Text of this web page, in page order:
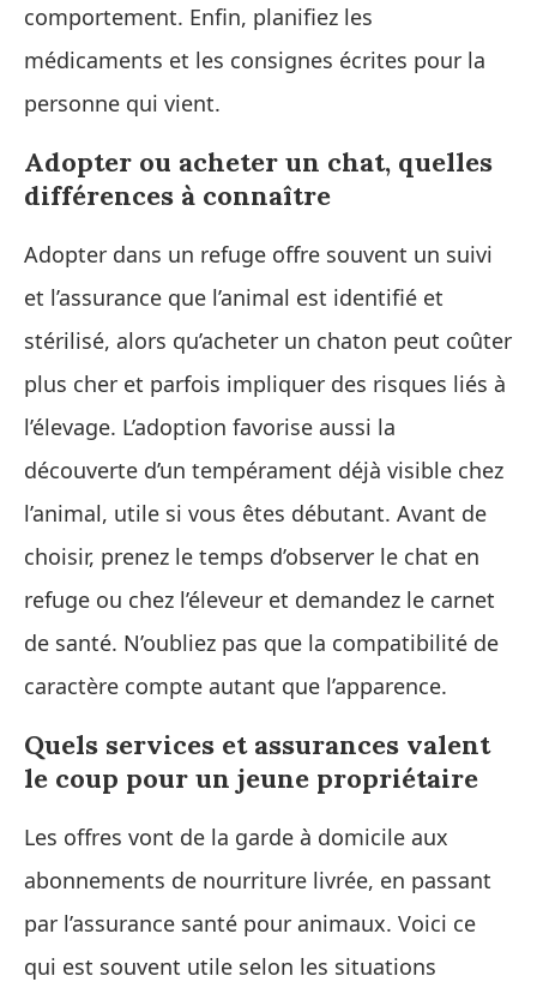
comportement. Enfin, planifiez les
médicaments et les consignes écrites pour la
personne qui vient.
Adopter ou acheter un chat, quelles
différences à connaître
Adopter dans un refuge offre souvent un suivi
et l’assurance que l’animal est identifié et
stérilisé, alors qu’acheter un chaton peut coûter
plus cher et parfois impliquer des risques liés à
l’élevage. L’adoption favorise aussi la
découverte d’un tempérament déjà visible chez
l’animal, utile si vous êtes débutant. Avant de
choisir, prenez le temps d’observer le chat en
refuge ou chez l’éleveur et demandez le carnet
de santé. N’oubliez pas que la compatibilité de
caractère compte autant que l’apparence.
Quels services et assurances valent
le coup pour un jeune propriétaire
Les offres vont de la garde à domicile aux
abonnements de nourriture livrée, en passant
par l’assurance santé pour animaux. Voici ce
qui est souvent utile selon les situations